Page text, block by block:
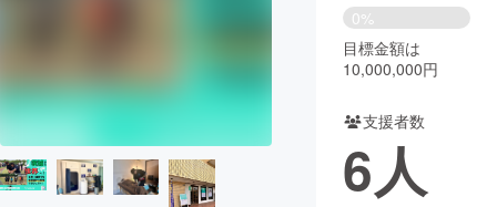
CAMPFIRE for Social Good
CAMPFIRE Creation
コミュニティ
0%
目標金額は
10,000,000円
支援者数
6人